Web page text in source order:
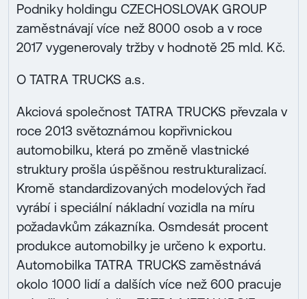
Podniky holdingu CZECHOSLOVAK GROUP
zaměstnávají více než 8000 osob a v roce
2017 vygenerovaly tržby v hodnotě 25 mld. Kč.
O TATRA TRUCKS a.s.
Akciová společnost TATRA TRUCKS převzala v
roce 2013 světoznámou kopřivnickou
automobilku, která po změně vlastnické
struktury prošla úspěšnou restrukturalizací.
Kromě standardizovaných modelových řad
vyrábí i speciální nákladní vozidla na míru
požadavkům zákazníka. Osmdesát procent
produkce automobilky je určeno k exportu.
Automobilka TATRA TRUCKS zaměstnává
okolo 1000 lidí a dalších více než 600 pracuje